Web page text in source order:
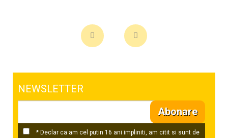
NEWSLETTER
Abonare
* Declar ca am cel putin 16 ani impliniti, am citit si sunt de